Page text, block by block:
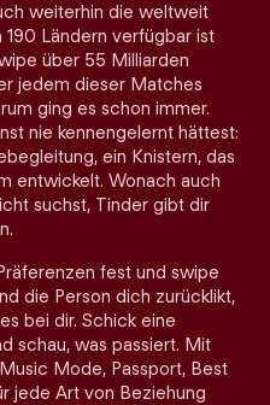
weiterhin die weltweit
Ländern verfügbar ist
über 55 Milliarden
jedem dieser Matches
ging es schon immer.
nie kennengelernt hättest:
ein Knistern, das
entwickelt. Wonach auch
suchst, Tinder gibt dir
fest und swipe
die Person dich zurücklikt,
bei dir. Schick eine
schau, was passiert. Mit
Mode, Passport, Best
jede Art von Beziehung